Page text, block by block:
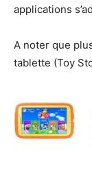
applications
A noter que
tablette (Toy